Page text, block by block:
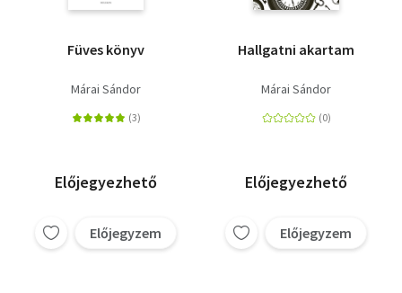
Füves könyv
Márai Sándor
Előjegyezhető
Előjegyzem
Hallgatni akartam
Márai Sándor
Előjegyezhető
Előjegyzem